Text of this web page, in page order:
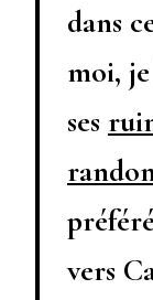
dans
moi,
ses
vers